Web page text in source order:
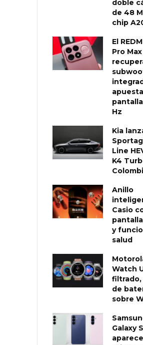
doble
de 48
chip
El
Pro Max
Hz
Kia
Line
K4
Anillo
Casio
y
salud
Watch
filtrado,
de
sobre
Galaxy